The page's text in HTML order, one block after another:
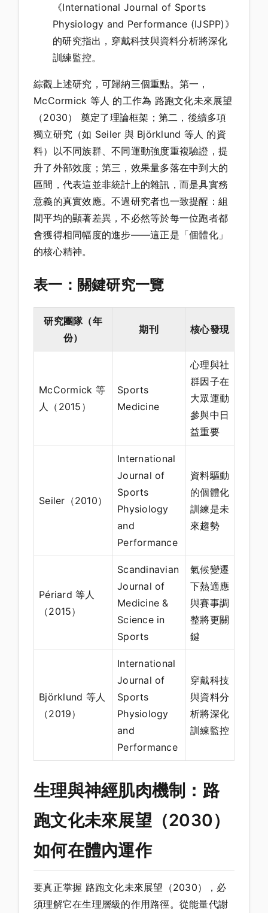
《International Journal of Sports
Physiology and Performance (IJSPP)》
的研究指出，穿戴科技與資料分析將深化
訓練監控。
綜觀上述研究，可歸納三個重點。第一，
McCormick 等人 的工作為 路跑文化未來展望
（2030） 奠定了理論框架；第二，後續多項
獨立研究（如 Seiler 與 Björklund 等人 的資
料）以不同族群、不同運動強度重複驗證，提
升了外部效度；第三，效果量多落在中到大的
區間，代表這並非統計上的雜訊，而是具實務
意義的真實效應。不過研究者也一致提醒：組
間平均的顯著差異，不必然等於每一位跑者都
會獲得相同幅度的進步——這正是「個體化」
的核心精神。
表一：關鍵研究一覽
研究團隊（年
份）
期刊 核心發現
McCormick 等
人（2015）
Sports
Medicine
心理與社
群因子在
大眾運動
參與中日
益重要
Seiler（2010）
International
Journal of
Sports
Physiology
and
Performance
資料驅動
的個體化
訓練是未
來趨勢
Périard 等人
（2015）
Scandinavian
Journal of
Medicine &
Science in
Sports
氣候變遷
下熱適應
與賽事調
整將更關
鍵
Björklund 等人
（2019）
International
Journal of
Sports
Physiology
and
Performance
穿戴科技
與資料分
析將深化
訓練監控
生理與神經肌肉機制：路
跑文化未來展望（2030）
如何在體內運作
要真正掌握 路跑文化未來展望（2030），必
須理解它在生理層級的作用路徑。從能量代謝